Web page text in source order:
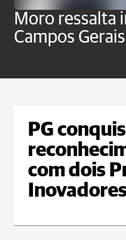
Moro ressalta
Campos
PG
com dois